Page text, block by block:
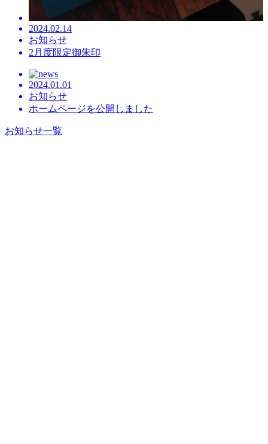
2024.02.14
お知らせ
2月度限定御朱印
2024.01.01
お知らせ
ホームページを公開しました
お知らせ一覧